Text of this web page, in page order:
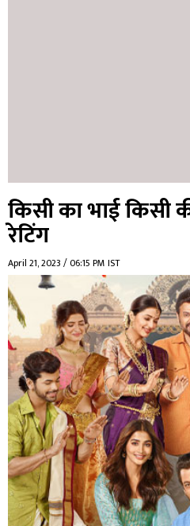
किसी का भाई किसी
रेटिंग
April 21, 2023 / 06:15 PM IST